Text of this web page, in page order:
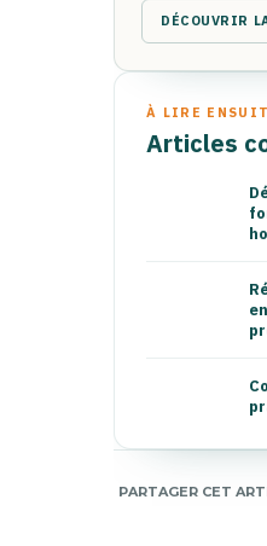
DÉCOUVRIR
À LIRE
Articles
PARTAGER CET